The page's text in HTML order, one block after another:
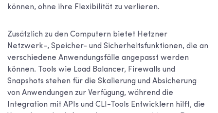
können, ohne ihre Flexibilität zu verlieren.
Zusätzlich zu den Computern bietet Hetzner
Netzwerk-, Speicher- und Sicherheitsfunktionen, die an
verschiedene Anwendungsfälle angepasst werden
können. Tools wie Load Balancer, Firewalls und
Snapshots stehen für die Skalierung und Absicherung
von Anwendungen zur Verfügung, während die
Integration mit APIs und CLI-Tools Entwicklern hilft, die